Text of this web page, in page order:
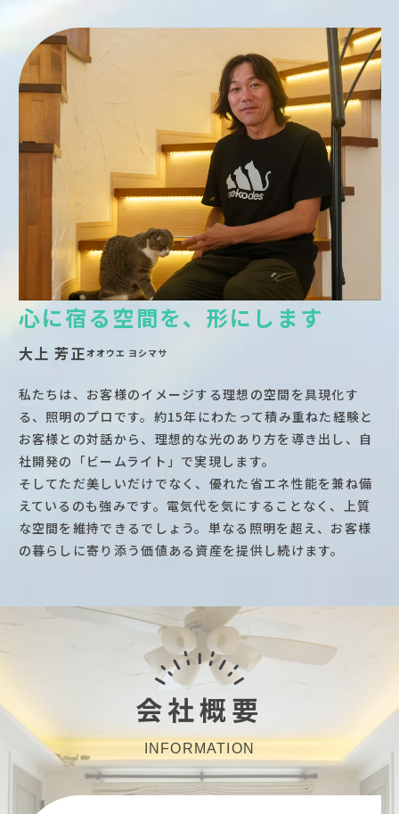
心に宿る空間を、形にします
大上 芳正オオウエ ヨシマサ
私たちは、お客様のイメージする理想の空間を具現化す
る、照明のプロです。約15年にわたって積み重ねた経験と
お客様との対話から、理想的な光のあり方を導き出し、自
社開発の「ビームライト」で実現します。
そしてただ美しいだけでなく、優れた省エネ性能を兼ね備
えているのも強みです。電気代を気にすることなく、上質
な空間を維持できるでしょう。単なる照明を超え、お客様
の暮らしに寄り添う価値ある資産を提供し続けます。
会社概要
INFORMATION